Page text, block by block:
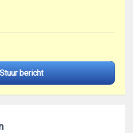
Stuur bericht